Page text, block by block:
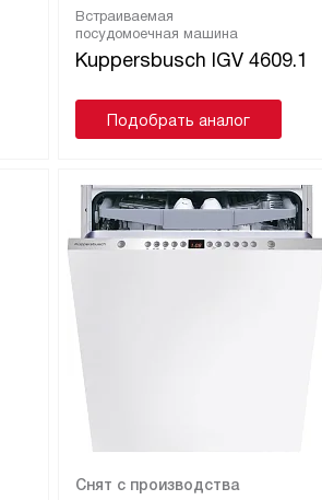
Встраиваемая
посудомоечная машина
Kuppersbusch IGV 4609.1
Подобрать аналог
Снят с производства